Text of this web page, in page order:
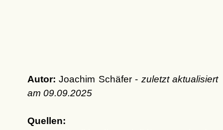
Autor: Joachim Schäfer - zuletzt aktualisiert
am 09.09.2025
Quellen: